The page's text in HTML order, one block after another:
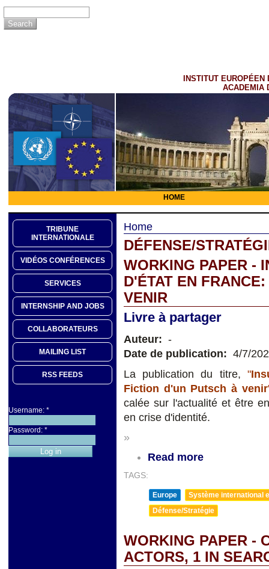
INSTITUT EUROPÉEN
ACADEMIA
HOME
TRIBUNE
INTERNATIONALE
VIDÉOS CONFÉRENCES
SERVICES
INTERNSHIP AND JOBS
COLLABORATEURS
MAILING LIST
RSS FEEDS
Username: *
Password: *
Home
DÉFENSE/
WORKING PAPER -
D'ÉTAT EN
VENIR
Livre à partager
Auteur: -
Date de publication: 4/7/
La publication du titre, "
Fiction d'un Putsch à venir
calée sur l'actualité et être
en crise d'identité.
»
Read more
TAGS:
Europe
Système international
Défense/Stratégie
WORKING PAPER -
ACTORS, 1 IN